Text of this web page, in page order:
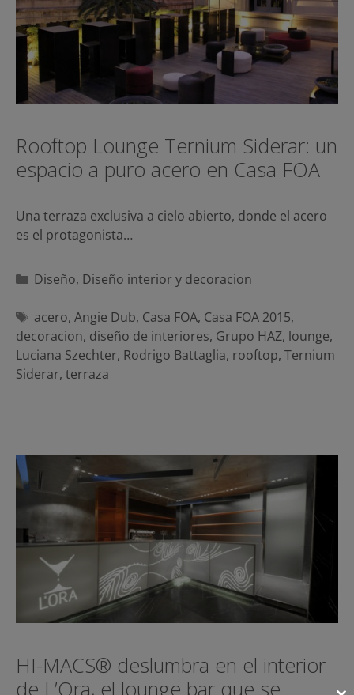
Rooftop Lounge Ternium Siderar: un
espacio a puro acero en Casa FOA
Una terraza exclusiva a cielo abierto, donde el acero
es el protagonista…
Categorías
Diseño, Diseño interior y decoracion
Etiquetas
acero, Angie Dub, Casa FOA, Casa FOA 2015,
decoracion, diseño de interiores, Grupo HAZ, lounge,
Luciana Szechter, Rodrigo Battaglia, rooftop, Ternium
Siderar, terraza
HI-MACS® deslumbra en el interior
de L’Ora, el lounge bar que se